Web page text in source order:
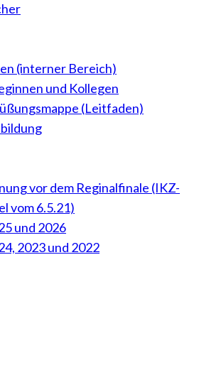
(interner Bereich)
und Kollegen
(Leitfaden)
vor dem Reginalfinale (IKZ-
vom 6.5.21)
und 2026
2023 und 2022